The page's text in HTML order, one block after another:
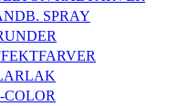
SPRAY